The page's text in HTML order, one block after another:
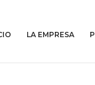
LA EMPRESA